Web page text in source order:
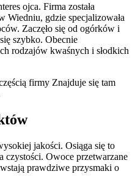
ojca. Firma została
Wiedniu, gdzie specjalizowała
Zaczęło się od ogórków i
szybko. Obecnie
rodzajów kwaśnych i słodkich
firmy Znajduje się tam
jakości. Osiąga się to
czystości. Owoce przetwarzane
prawdziwe przysmaki o